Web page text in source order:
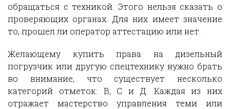
обращаться с техникой. Этого нельзя сказать о
проверяющих органах. Для них имеет значение
то, прошел ли оператор аттестацию или нет.
Желающему купить права на дизельный
погрузчик или другую спецтехнику нужно брать
во внимание, что существует несколько
категорий отметок: B, C и Д. Каждая из них
отражает мастерство управления теми или